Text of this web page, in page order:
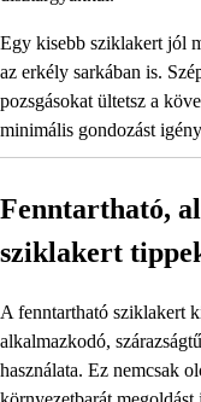
Egy kisebb sziklakert jól
az erkély sarkában is.
pozsgásokat ültetsz a
minimális gondozást
Fenntartható,
sziklakert
A fenntartható sziklakert
alkalmazkodó,
használata. Ez nemcsak